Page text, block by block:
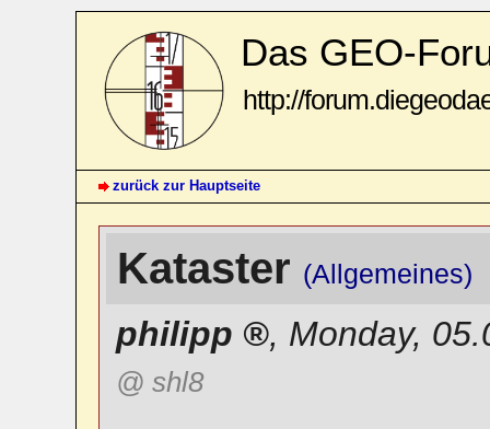
Das GEO-
http://
zurück zur Hauptseite
Kataster (Allgemeines)
philipp , Monday,
@ shl8